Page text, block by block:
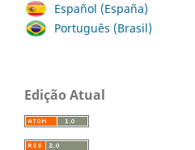
Español (España)
Português (Brasil)
Edição Atual